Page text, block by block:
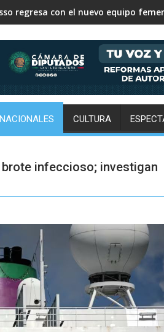
la tabla de posiciones de la
CULTURA
infeccioso; investigan